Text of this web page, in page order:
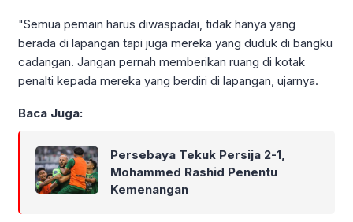
"Semua pemain harus diwaspadai, tidak hanya yang
berada di lapangan tapi juga mereka yang duduk di bangku
cadangan. Jangan pernah memberikan ruang di kotak
penalti kepada mereka yang berdiri di lapangan, ujarnya.
Baca Juga:
Persebaya Tekuk Persija 2-1,
Mohammed Rashid Penentu
Kemenangan